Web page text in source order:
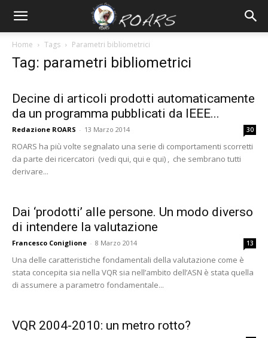
Home Tags Parametri bibliometrici
Tag: parametri bibliometrici
Decine di articoli prodotti automaticamente
da un programma pubblicati da IEEE...
Redazione ROARS - 13 Marzo 2014 30
ROARS ha più volte segnalato una serie di comportamenti scorretti
da parte dei ricercatori (vedi qui, qui e qui) , che sembrano tutti
derivare...
Dai ‘prodotti’ alle persone. Un modo diverso
di intendere la valutazione
Francesco Coniglione - 8 Marzo 2014 13
Una delle caratteristiche fondamentali della valutazione come è
stata concepita sia nella VQR sia nell’ambito dell’ASN è stata quella
di assumere a parametro fondamentale...
VQR 2004-2010: un metro rotto?